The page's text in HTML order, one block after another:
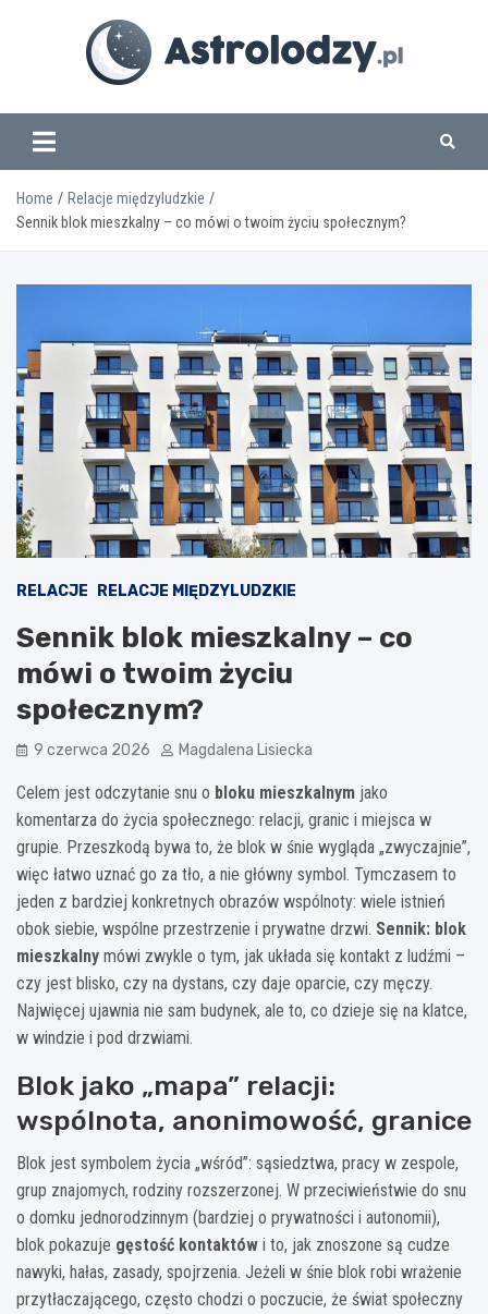
www.astrolodzy.pl
Home
Relacje międzyludzkie
Sennik blok mieszkalny – co mówi o twoim życiu społecznym?
RELACJE RELACJE MIĘDZYLUDZKIE
Sennik blok mieszkalny – co
mówi o twoim życiu
społecznym?
9 czerwca 2026 Magdalena Lisiecka
Celem jest odczytanie snu o bloku mieszkalnym jako
komentarza do życia społecznego: relacji, granic i miejsca w
grupie. Przeszkodą bywa to, że blok w śnie wygląda „zwyczajnie”,
więc łatwo uznać go za tło, a nie główny symbol. Tymczasem to
jeden z bardziej konkretnych obrazów wspólnoty: wiele istnień
obok siebie, wspólne przestrzenie i prywatne drzwi. Sennik: blok
mieszkalny mówi zwykle o tym, jak układa się kontakt z ludźmi –
czy jest blisko, czy na dystans, czy daje oparcie, czy męczy.
Najwięcej ujawnia nie sam budynek, ale to, co dzieje się na klatce,
w windzie i pod drzwiami.
Blok jako „mapa” relacji:
wspólnota, anonimowość, granice
Blok jest symbolem życia „wśród”: sąsiedztwa, pracy w zespole,
grup znajomych, rodziny rozszerzonej. W przeciwieństwie do snu
o domku jednorodzinnym (bardziej o prywatności i autonomii),
blok pokazuje gęstość kontaktów i to, jak znoszone są cudze
nawyki, hałas, zasady, spojrzenia. Jeżeli w śnie blok robi wrażenie
przytłaczającego, często chodzi o poczucie, że świat społeczny